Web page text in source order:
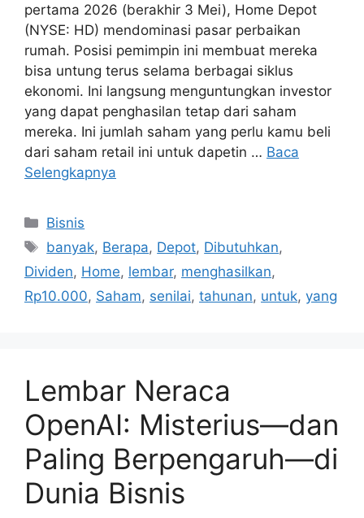
pertama 2026 (berakhir 3 Mei), Home Depot
(NYSE: HD) mendominasi pasar perbaikan
rumah. Posisi pemimpin ini membuat mereka
bisa untung terus selama berbagai siklus
ekonomi. Ini langsung menguntungkan investor
yang dapat penghasilan tetap dari saham
mereka. Ini jumlah saham yang perlu kamu beli
dari saham retail ini untuk dapetin … Baca
Selengkapnya
Kategori
Bisnis
Tag
banyak, Berapa, Depot, Dibutuhkan,
Dividen, Home, lembar, menghasilkan,
Rp10.000, Saham, senilai, tahunan, untuk, yang
Lembar Neraca
OpenAI: Misterius—dan
Paling Berpengaruh—di
Dunia Bisnis